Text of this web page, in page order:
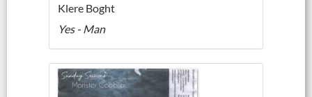
Klere Boght
Yes - Man